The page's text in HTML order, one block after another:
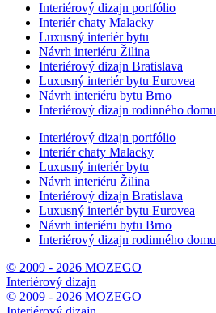
Interiérový dizajn portfólio
Interiér chaty Malacky
Luxusný interiér bytu
Návrh interiéru Žilina
Interiérový dizajn Bratislava
Luxusný interiér bytu Eurovea
Návrh interiéru bytu Brno
Interiérový dizajn rodinného domu
Interiérový dizajn portfólio
Interiér chaty Malacky
Luxusný interiér bytu
Návrh interiéru Žilina
Interiérový dizajn Bratislava
Luxusný interiér bytu Eurovea
Návrh interiéru bytu Brno
Interiérový dizajn rodinného domu
© 2009 - 2026 MOZEGO
Interiérový dizajn
© 2009 - 2026 MOZEGO